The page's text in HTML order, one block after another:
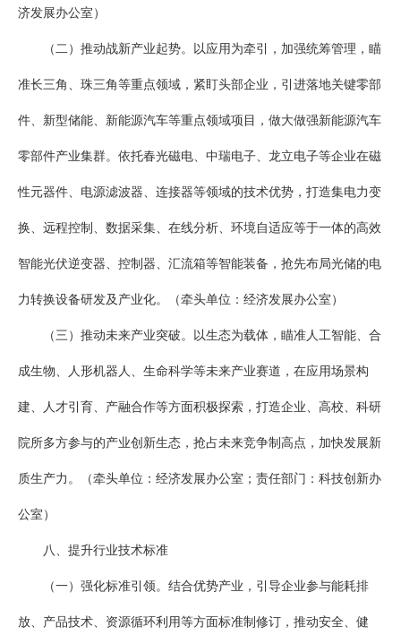
济发展办公室）
（二）推动战新产业起势。以应用为牵引，加强统筹管理，瞄
准长三角、珠三角等重点领域，紧盯头部企业，引进落地关键零部
件、新型储能、新能源汽车等重点领域项目，做大做强新能源汽车
零部件产业集群。依托春光磁电、中瑞电子、龙立电子等企业在磁
性元器件、电源滤波器、连接器等领域的技术优势，打造集电力变
换、远程控制、数据采集、在线分析、环境自适应等于一体的高效
智能光伏逆变器、控制器、汇流箱等智能装备，抢先布局光储的电
力转换设备研发及产业化。（牵头单位：经济发展办公室）
（三）推动未来产业突破。以生态为载体，瞄准人工智能、合
成生物、人形机器人、生命科学等未来产业赛道，在应用场景构
建、人才引育、产融合作等方面积极探索，打造企业、高校、科研
院所多方参与的产业创新生态，抢占未来竞争制高点，加快发展新
质生产力。（牵头单位：经济发展办公室；责任部门：科技创新办
公室）
八、提升行业技术标准
（一）强化标准引领。结合优势产业，引导企业参与能耗排
放、产品技术、资源循环利用等方面标准制修订，推动安全、健